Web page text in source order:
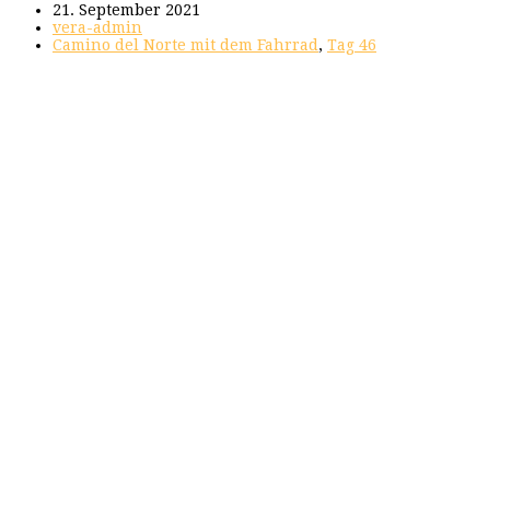
21. September 2021
vera-admin
Camino del Norte mit dem Fahrrad , Tag 46